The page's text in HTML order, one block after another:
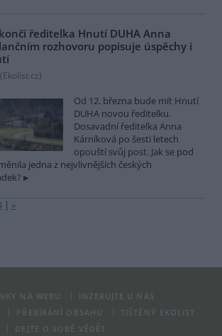
ředitelka Hnutí DUHA Anna
rozhovoru popisuje úspěchy i
Ekolist.cz)
Od 12. března bude mít Hnutí
DUHA novou ředitelku.
Dosavadní ředitelka Anna
Kárníková po šesti letech
opouští svůj post. Jak se pod
jedna z nejvlivnějších českých
| »
NA WEBU
INZERUJTE U NÁS
PŘEBÍRÁNÍ OBSAHU
TIŠTĚNÝ EKOLIST
DEJTE O SOBĚ VĚDĚT